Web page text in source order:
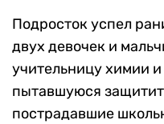
Подросток успел
двух девочек и
учительницу химии
пытавшуюся
пострадавшие